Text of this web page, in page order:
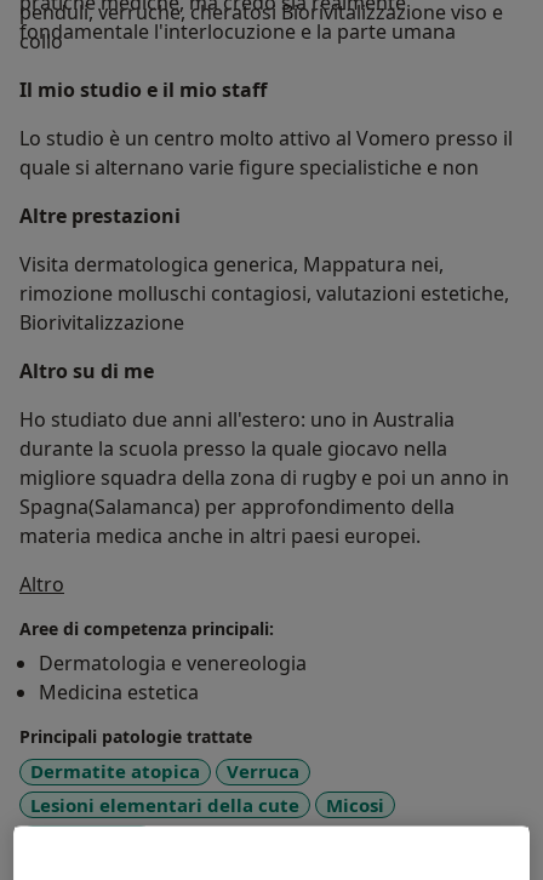
fondamentale l'interlocuzione e la parte umana
penduli, verruche, cheratosi Biorivitalizzazione viso e
collo
Il mio studio e il mio staff
Lo studio è un centro molto attivo al Vomero presso il
quale si alternano varie figure specialistiche e non
Altre prestazioni
Visita dermatologica generica, Mappatura nei,
rimozione molluschi contagiosi, valutazioni estetiche,
Biorivitalizzazione
Altro su di me
Ho studiato due anni all'estero: uno in Australia
durante la scuola presso la quale giocavo nella
migliore squadra della zona di rugby e poi un anno in
Spagna(Salamanca) per approfondimento della
materia medica anche in altri paesi europei.
Altro
Aree di competenza principali:
Dermatologia e venereologia
Medicina estetica
Principali patologie trattate
Dermatite atopica
Verruca
Lesioni elementari della cute
Micosi